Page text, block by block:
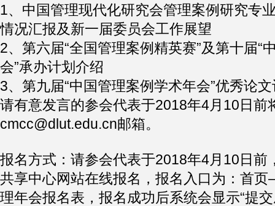
1、中国管理现代化研究会管理案例研究专
情况汇报及新一届委员会工作展望
2、第六届“全国管理案例精英赛”及第十届“
会”承办计划介绍
3、第九届“中国管理案例学术年会”优秀论
请有意发言的参会代表于2018年4月10日前
cmcc@dlut.edu.cn邮箱。
报名方式：请参会代表于2018年4月10日前
共享中心网站在线报名，报名入口为：
理年会报名表，报名成功后系统会显示“提交